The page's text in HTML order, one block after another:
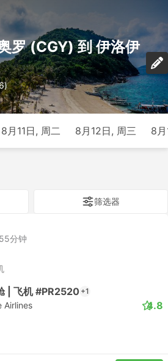
罗 (CGY) 到 伊洛伊
8月11日, 周二 8月12日, 周三 8
筛选器
分钟
| 飞机 #PR2520 +1
Airlines 4.8